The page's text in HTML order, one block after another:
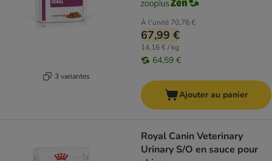
3 variantes
À l'unité 70,76 €
67,99 €
14,16 € / kg
64,59 €
Ajouter au panier
Royal Canin Veterinary
Urinary S/O en sauce pour